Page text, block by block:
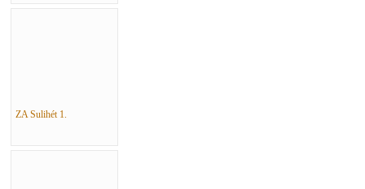
ZA Sulihét 1.